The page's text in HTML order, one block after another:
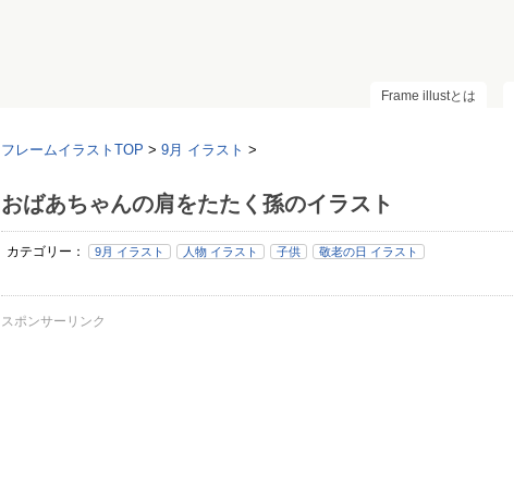
Frame illustとは
フレームイラストTOP > 9月 イラスト >
おばあちゃんの肩をたたく孫のイラスト
カテゴリー： 9月 イラスト 人物 イラスト 子供 敬老の日 イラスト
スポンサーリンク